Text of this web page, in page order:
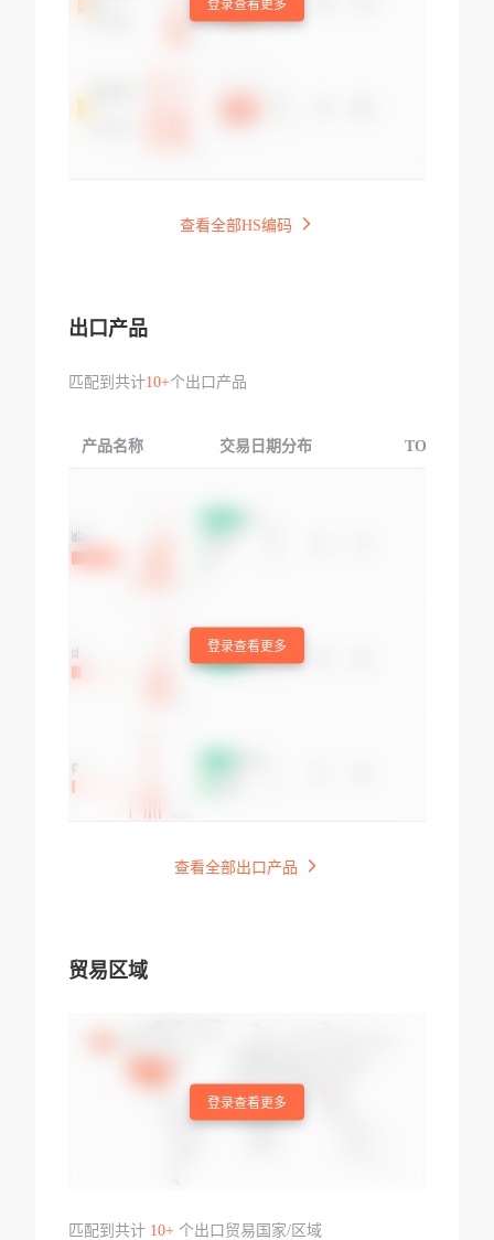
登录查看更多
查看全部HS编码
出口产品
匹配到共计10+个出口产品
产品名称 交易日期分布 TOP3交易国
登录查看更多
查看全部出口产品
贸易区域
登录查看更多
匹配到共计 10+个出口贸易国家/区域